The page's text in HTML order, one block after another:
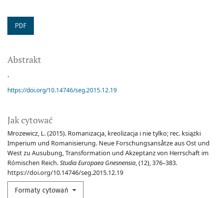
PDF
Jak cytować
Mrozewicz, L. (2015). Romanizacja, kreolizacja i nie tylko; rec. książki
Imperium und Romanisierung. Neue Forschungsansåtze aus Ost und
West zu Ausubung, Transformation und Akzeptanz von Herrschaft im
Rómischen Reich.Studia Europaea Gnesnensia, (12), 376–383.
https://doi.org/10.14746/seg.2015.12.19
Formaty cytowań
Abstrakt
.
https://doi.org/10.14746/seg.2015.12.19